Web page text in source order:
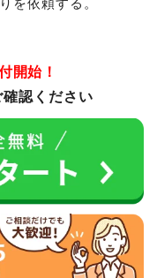
を依頼する。
開始！
確認ください